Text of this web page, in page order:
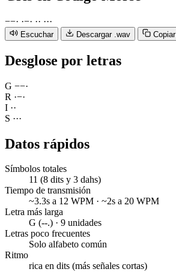
−−· ·−· ·· ···
Escuchar Descargar .wav Copiar
Desglose por letras
G −−·
R ·−·
I ··
S ···
Datos rápidos
Símbolos totales
11 (8 dits y 3 dahs)
Tiempo de transmisión
~3.3s a 12 WPM · ~2s a 20 WPM
Letra más larga
G (--.) · 9 unidades
Letras poco frecuentes
Solo alfabeto común
Ritmo
rica en dits (más señales cortas)